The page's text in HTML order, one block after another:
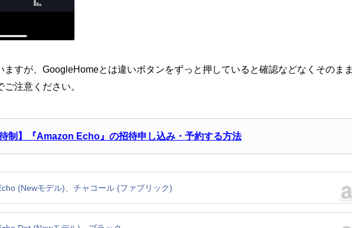
ますが、GoogleHomeとは違いボタンをずっと押していると確認などなくそのまま
注意ください。
待制】『Amazon Echo』の招待申し込み・予約する方法
(Newモデル)、チャコール (ファブリック)